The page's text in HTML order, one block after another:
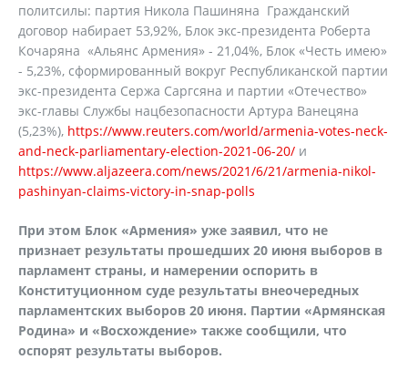
политсилы: партия Никола Пашиняна Гражданский
договор набирает 53,92%, Блок экс-президента Роберта
Кочаряна «Альянс Армения» - 21,04%, Блок «Честь имею»
- 5,23%, сформированный вокруг Республиканской партии
экс-президента Сержа Саргсяна и партии «Отечество»
экс-главы Службы нацбезопасности Артура Ванецяна
(5,23%), https://www.reuters.com/world/armenia-votes-neck-
and-neck-parliamentary-election-2021-06-20/ и
https://www.aljazeera.com/news/2021/6/21/armenia-nikol-
pashinyan-claims-victory-in-snap-polls
При этом Блок «Армения» уже заявил, что не
признает результаты прошедших 20 июня выборов в
парламент страны, и намерении оспорить в
Конституционном суде результаты внеочередных
парламентских выборов 20 июня. Партии «Армянская
Родина» и «Восхождение» также сообщили, что
оспорят результаты выборов.